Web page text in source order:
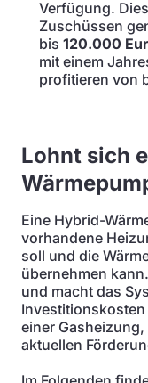
Verfügung.
Zuschüssen
bis 120.000
mit einem
profitieren von
Lohnt sich
Eine Hybrid-
vorhandene
soll und die
übernehmen
und macht das
einer
aktuellen